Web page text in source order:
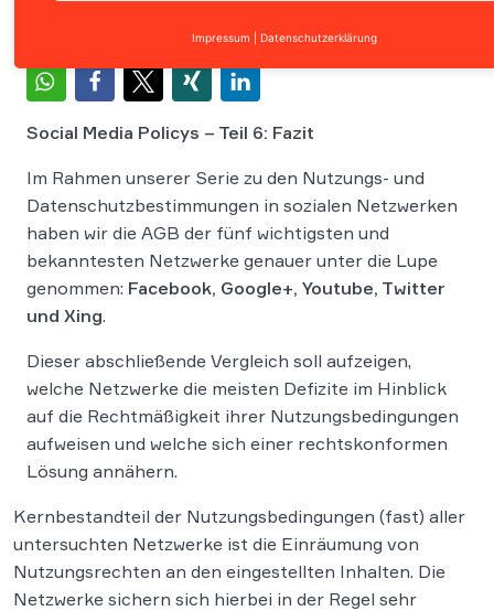
Social Media Policys – Teil 6: Fazit
Im Rahmen unserer Serie zu den Nutzungs- und
Datenschutzbestimmungen in sozialen Netzwerken
haben wir die AGB der fünf wichtigsten und
bekanntesten Netzwerke genauer unter die Lupe
genommen: Facebook, Google+, Youtube, Twitter
und Xing.
Dieser abschließende Vergleich soll aufzeigen,
welche Netzwerke die meisten Defizite im Hinblick
auf die Rechtmäßigkeit ihrer Nutzungsbedingungen
aufweisen und welche sich einer rechtskonformen
Lösung annähern.
Kernbestandteil der Nutzungsbedingungen (fast) aller
untersuchten Netzwerke ist die Einräumung von
Nutzungsrechten an den eingestellten Inhalten. Die
Netzwerke sichern sich hierbei in der Regel sehr
Impressum Datenschutzerklärung